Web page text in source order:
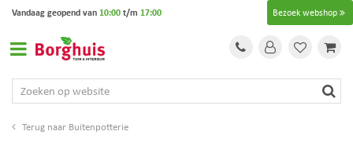
Buitenpotterie
Bezoek webshop
Vandaag geopend van 10:00t/m 17:00